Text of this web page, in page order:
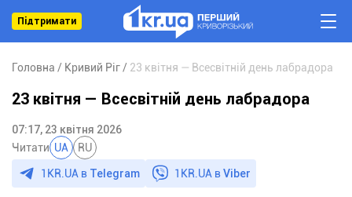
Підтримати
Головна Кривий Ріг 23 квітня — Всесвітній день лабрадора
23 квітня — Всесвітній день лабрадора
07:17, 23 квітня 2026
Читати UA RU
1KR.UA в Telegram 1KR.UA вViber